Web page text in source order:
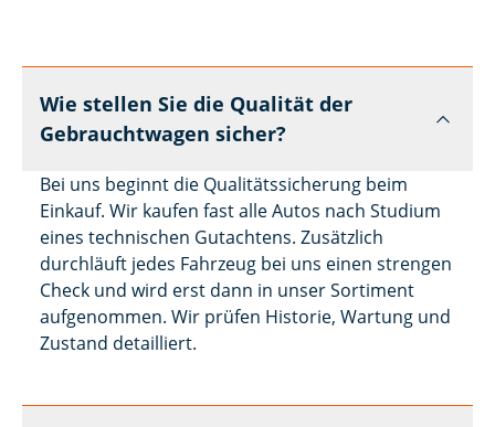
Wie stellen Sie die Qualität der
Gebrauchtwagen sicher?
Bei uns beginnt die Qualitätssicherung beim
Einkauf. Wir kaufen fast alle Autos nach Studium
eines technischen Gutachtens. Zusätzlich
durchläuft jedes Fahrzeug bei uns einen strengen
Check und wird erst dann in unser Sortiment
aufgenommen. Wir prüfen Historie, Wartung und
Zustand detailliert.